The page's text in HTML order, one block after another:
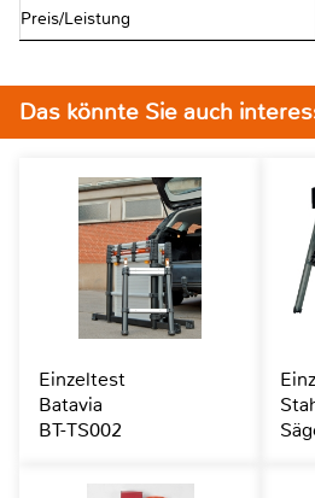
Preis/Leistung
Das könnte Sie auch
Einzeltest
Batavia
BT-TS002